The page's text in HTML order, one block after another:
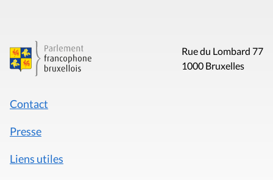
Rue du Lombard 77
1000 Bruxelles
Contact
Presse
Liens utiles